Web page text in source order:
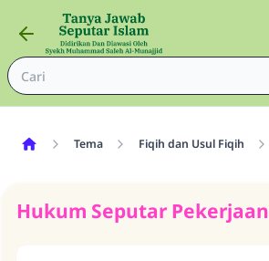
Tema Fiqih dan Usul Fiqih
Hukum Seputar Pekerjaan